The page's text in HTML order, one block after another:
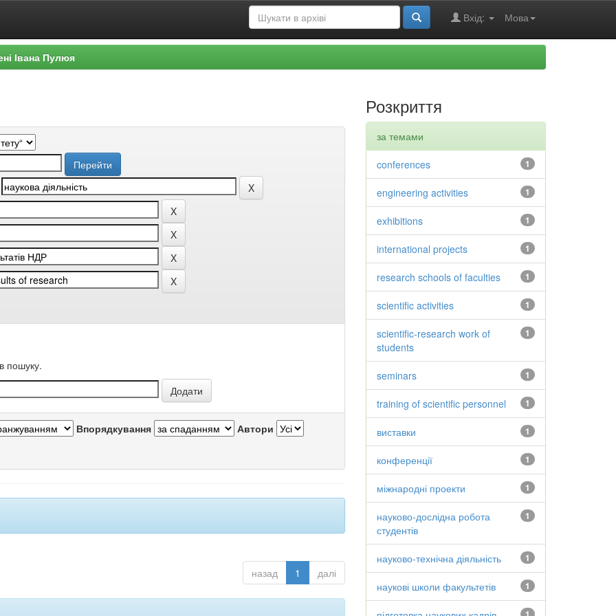
Мова
Вхід:
Івана Пулюя
пошуку.
Впорядкування Автори
назад 1 далі
Розкриття
за темами
1
conferences
1
engineering activities
1
exhibitions
1
international projects
1
research schools of faculties
1
scientific activities
1
scientific-research work of
students
1
seminars
1
training of scientific personnel
1
виставки
1
конференції
1
міжнародні проекти
1
науково-дослідна робота
студентів
1
науково-технічна діяльність
1
наукові школи факультетів